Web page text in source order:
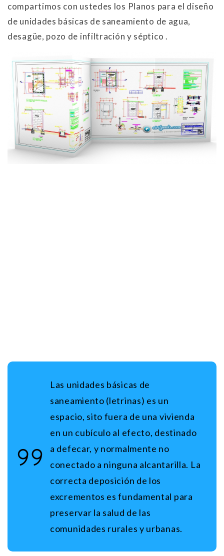
compartimos con ustedes los Planos para el diseño
de unidades básicas de saneamiento de agua,
desagüe, pozo de infiltración y séptico .
Las unidades básicas de
saneamiento (letrinas) es un
espacio, sito fuera de una vivienda
en un cubículo al efecto, destinado
a defecar, y normalmente no
conectado a ninguna alcantarilla. La
correcta deposición de los
excrementos es fundamental para
preservar la salud de las
comunidades rurales y urbanas.